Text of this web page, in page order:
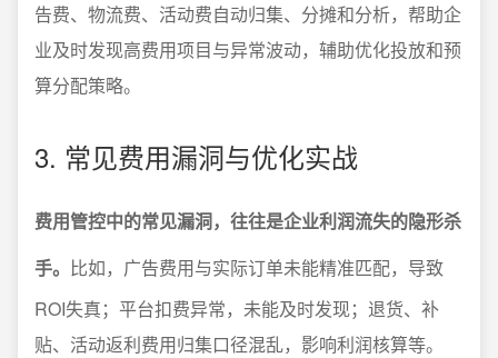
告费、物流费、活动费自动归集、分摊和分析，帮助企
业及时发现高费用项目与异常波动，辅助优化投放和预
算分配策略。
3. 常见费用漏洞与优化实战
费用管控中的常见漏洞，往往是企业利润流失的隐形杀
手。 比如，广告费用与实际订单未能精准匹配，导致
ROI失真；平台扣费异常，未能及时发现；退货、补
贴、活动返利费用归集口径混乱，影响利润核算等。